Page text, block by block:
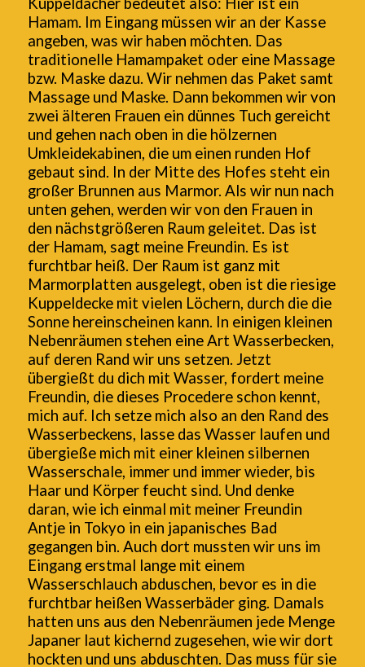
Hamam. Im Eingang müssen wir an der Kasse
angeben, was wir haben möchten. Das
traditionelle Hamampaket oder eine Massage
bzw. Maske dazu. Wir nehmen das Paket samt
Massage und Maske. Dann bekommen wir von
zwei älteren Frauen ein dünnes Tuch gereicht
und gehen nach oben in die hölzernen
Umkleidekabinen, die um einen runden Hof
gebaut sind. In der Mitte des Hofes steht ein
großer Brunnen aus Marmor. Als wir nun nach
unten gehen, werden wir von den Frauen in
den nächstgrößeren Raum geleitet. Das ist
der Hamam, sagt meine Freundin. Es ist
furchtbar heiß. Der Raum ist ganz mit
Marmorplatten ausgelegt, oben ist die riesige
Kuppeldecke mit vielen Löchern, durch die die
Sonne hereinscheinen kann. In einigen kleinen
Nebenräumen stehen eine Art Wasserbecken,
auf deren Rand wir uns setzen. Jetzt
übergießt du dich mit Wasser, fordert meine
Freundin, die dieses Procedere schon kennt,
mich auf. Ich setze mich also an den Rand des
Wasserbeckens, lasse das Wasser laufen und
übergieße mich mit einer kleinen silbernen
Wasserschale, immer und immer wieder, bis
Haar und Körper feucht sind. Und denke
daran, wie ich einmal mit meiner Freundin
Antje in Tokyo in ein japanisches Bad
gegangen bin. Auch dort mussten wir uns im
Eingang erstmal lange mit einem
Wasserschlauch abduschen, bevor es in die
furchtbar heißen Wasserbäder ging. Damals
hatten uns aus den Nebenräumen jede Menge
Japaner laut kichernd zugesehen, wie wir dort
hockten und uns abduschten. Das muss für sie